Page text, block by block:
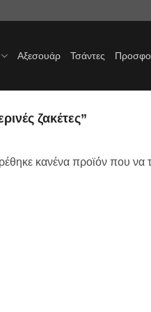
Αξεσουάρ Τσάντες
ζακέτες”
κανένα προϊόν που να